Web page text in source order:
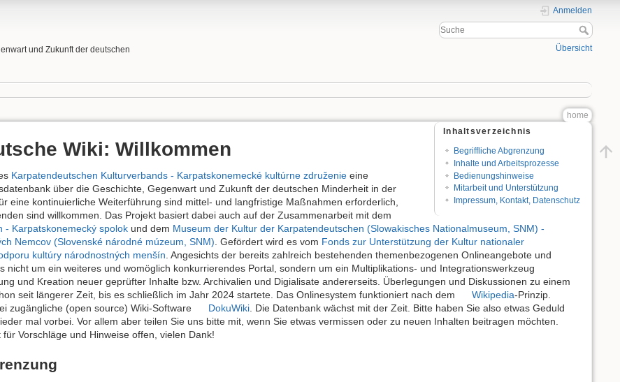
und Zukunft der deutschen
Anmelden
Übersicht
home
Inhaltsverzeichnis
Begriffliche Abgrenzung
Inhalte und Arbeitsprozesse
Bedienungshinweise
Mitarbeit und Unterstützung
Impressum, Kontakt, Datenschutz
Wiki: Willkommen
Karpatendeutschen Kulturverbands - Karpatskonemecké kultúrne združenie eine
über die Geschichte, Gegenwart und Zukunft der deutschen Minderheit in der
eine kontinuierliche Weiterführung sind mittel- und langfristige Maßnahmen erforderlich,
sind willkommen. Das Projekt basiert dabei auch auf der Zusammenarbeit mit dem
- Karpatskonemecký spolok und dem Museum der Kultur der Karpatendeutschen (Slowakisches Nationalmuseum, SNM) -
Nemcov (Slovenské národné múzeum, SNM). Gefördert wird es vom Fonds zur Unterstützung der Kultur nationaler
kultúry národnostných menšín. Angesichts der bereits zahlreich bestehenden themenbezogenen Onlineangebote und
nicht um ein weiteres und womöglich konkurrierendes Portal, sondern um ein Multiplikations- und Integrationswerkzeug
und Kreation neuer geprüfter Inhalte bzw. Archivalien und Digialisate andererseits. Überlegungen und Diskussionen zu einem
seit längerer Zeit, bis es schließlich im Jahr 2024 startete. Das Onlinesystem funktioniert nach dem
Wikipedia-Prinzip.
zugängliche (open source) Wiki-Software
DokuWiki. Die Datenbank wächst mit der Zeit. Bitte haben Sie also etwas Geduld
mal vorbei. Vor allem aber teilen Sie uns bitte mit, wenn Sie etwas vermissen oder zu neuen Inhalten beitragen möchten.
für Vorschläge und Hinweise offen, vielen Dank!